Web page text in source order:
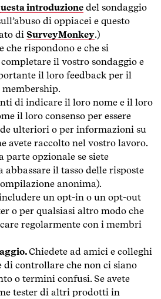
introduzione del sondaggio
di oppiacei e questo
di SurveyMonkey.)
che rispondono e che si
il vostro sondaggio e
il loro feedback per il
di indicare il loro nome e il loro
il loro consenso per essere
ulteriori o per informazioni su
avete raccolto nel vostro lavoro.
parte opzionale se siete
abbassare il tasso delle risposte
anonima).
un opt-in o un opt-out
o per qualsiasi altro modo che
regolarmente con i membri
Chiedete ad amici e colleghi
controllare che non ci siano
o termini confusi. Se avete
tester di altri prodotti in